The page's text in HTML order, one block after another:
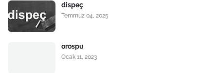
dispeç
Temmuz 04, 2025
orospu
Ocak 11, 2023